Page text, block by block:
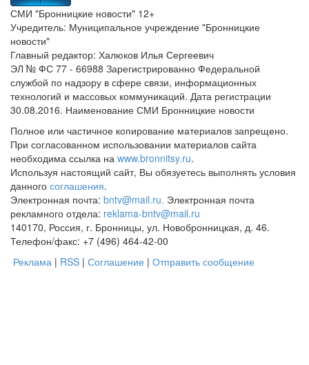
СМИ "Бронницкие новости" 12+
Учредитель: Муниципальное учреждение "Бронницкие
новости"
Главный редактор: Халюков Илья Сергеевич
ЭЛ № ФС 77 - 66988 Зарегистрированно Федеральной
службой по надзору в сфере связи, информационных
технологий и массовых коммуникаций. Дата регистрации
30.08.2016. Наименование СМИ Бронницкие новости
Полное или частичное копирование материалов запрещено.
При согласованном использовании материалов сайта
необходима ссылка на www.bronnitsy.ru.
Используя настоящий сайт, Вы обязуетесь выполнять условия
данного соглашения.
Электронная почта: bntv@mail.ru. Электронная почта
рекламного отдела: reklama-bntv@mail.ru
140170, Россия, г. Бронницы, ул. Новобронницкая, д. 46.
Телефон/факс: +7 (496) 464-42-00
Реклама | RSS | Соглашение | Отправить сообщение